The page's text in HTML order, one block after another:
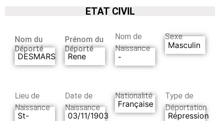
ETAT CIVIL
Nom du
Déporté
DESMARS
Prénom du
Déporté
Rene
Nom de
Naissance
-
Sexe
Masculin
Lieu de
Naissance
St-
Date de
Naissance
03/11/1903
Nationalité
Française
Type de
Déportation
Répression